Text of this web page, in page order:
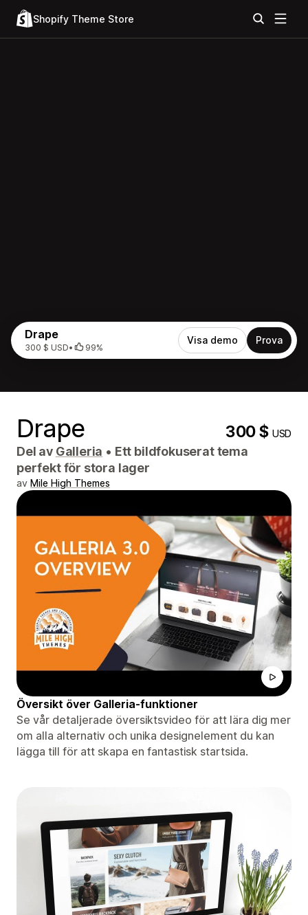
Shopify Theme Store
Drape
300 $ USD• 99%
Visa demo Prova
Drape 300 $USD
Del av Galleria • Ett bildfokuserat tema
perfekt för stora lager
av Mile High Themes
Översikt över Galleria-funktioner
Se vår detaljerade översiktsvideo för att lära dig mer
om alla alternativ och unika designelement du kan
lägga till för att skapa en fantastisk startsida.